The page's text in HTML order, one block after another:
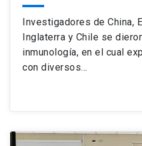
Alumni launch
Mi Cuenta UC launch
Correo UC launch
Donaciones launch
Investigadores de China,
Inglaterra y Chile se
inmunología, en el cual
con diversos…